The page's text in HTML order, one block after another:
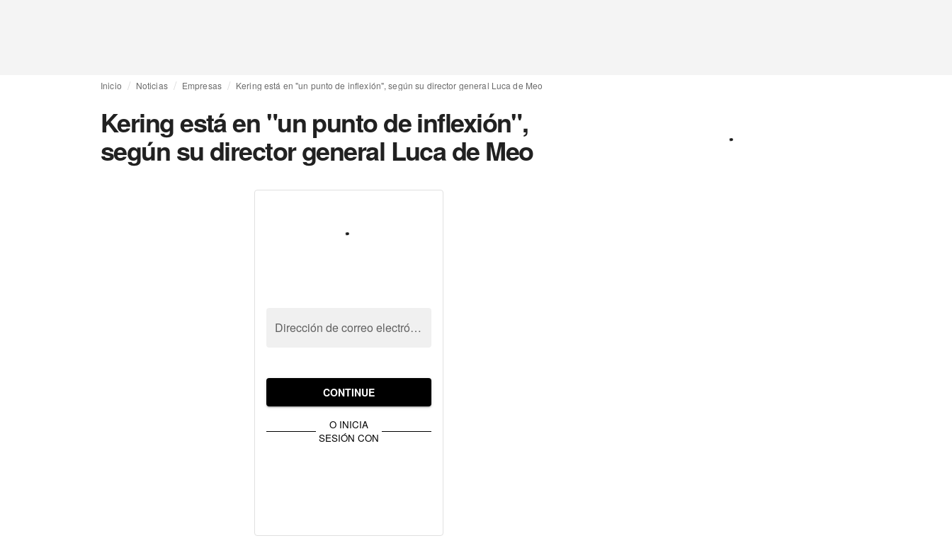
Inicio Noticias Empresas Kering está en "un punto de inflexión", según su director general Luca de Meo
Kering está en "un punto de inflexión",
según su director general Luca de Meo
Dirección de correo electrónico
CONTINUE
O INICIA
SESIÓN CON